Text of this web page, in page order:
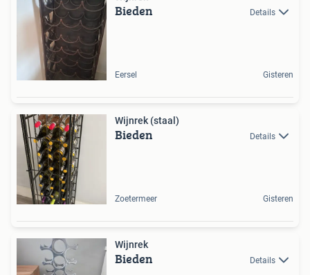
Bieden Details
Eersel Gisteren
Wijnrek (staal)
Bieden Details
Zoetermeer Gisteren
Wijnrek
Bieden Details